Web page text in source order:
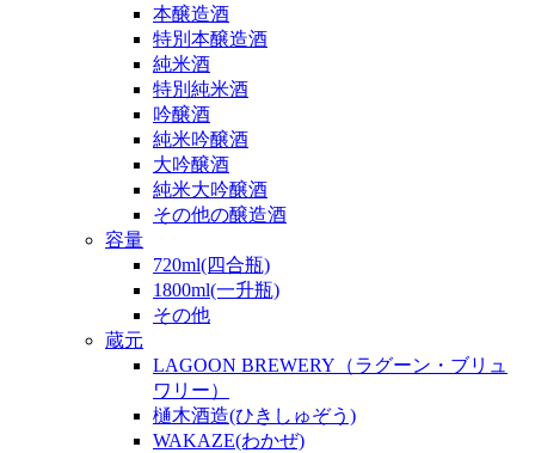
本醸造酒
特別本醸造酒
純米酒
特別純米酒
吟醸酒
純米吟醸酒
大吟醸酒
純米大吟醸酒
その他の醸造酒
容量
720ml(四合瓶)
1800ml(一升瓶)
その他
蔵元
LAGOON BREWERY（ラグーン・ブリュ
ワリー）
樋木酒造(ひきしゅぞう)
WAKAZE(わかぜ)